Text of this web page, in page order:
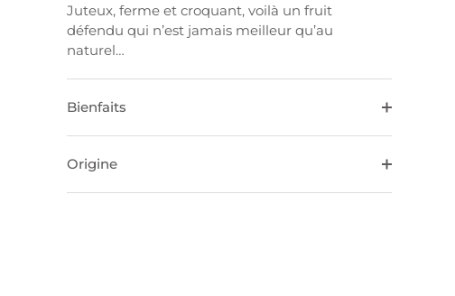
Juteux, ferme et croquant, voilà un fruit
défendu qui n’est jamais meilleur qu’au
naturel…
Bienfaits
Origine